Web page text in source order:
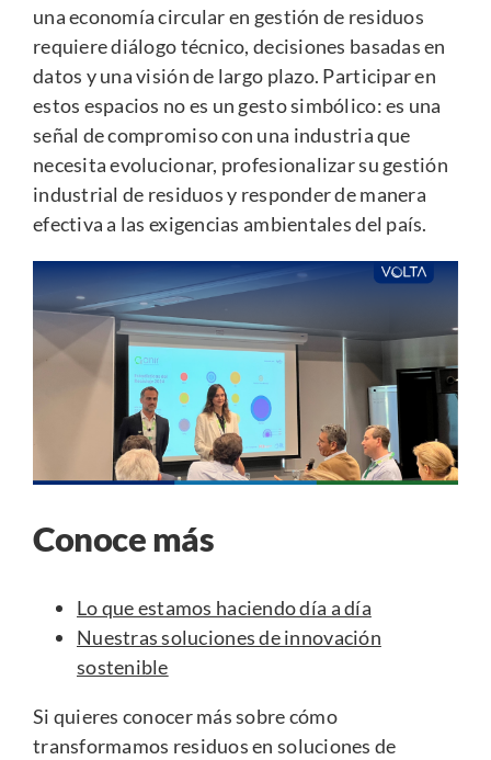
una economía circular en gestión de residuos
requiere diálogo técnico, decisiones basadas en
datos y una visión de largo plazo. Participar en
estos espacios no es un gesto simbólico: es una
señal de compromiso con una industria que
necesita evolucionar, profesionalizar su gestión
industrial de residuos y responder de manera
efectiva a las exigencias ambientales del país.
Conoce más
Lo que estamos haciendo día a día
Nuestras soluciones de innovación
sostenible
Si quieres conocer más sobre cómo
transformamos residuos en soluciones de